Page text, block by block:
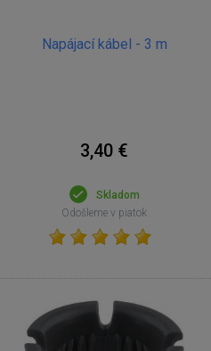
Napájací kábel - 3 m
3,40 €
Skladom
Odošleme v piatok